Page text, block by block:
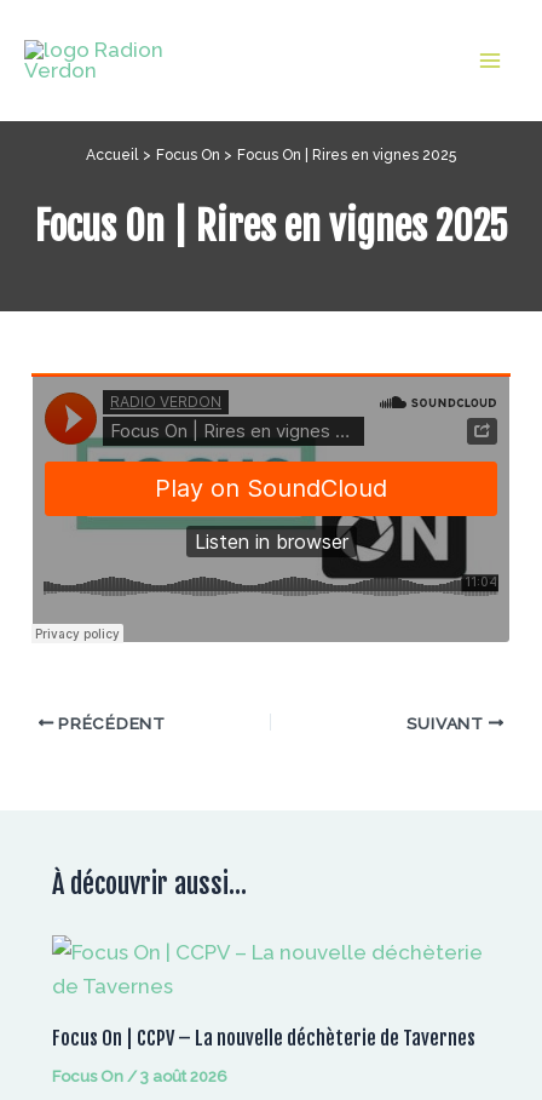
contenu
Accueil Focus On Focus On | Rires en vignes 2025
Focus On | Rires en vignes 2025
PRÉCÉDENT SUIVANT
À découvrir aussi...
Focus On | CCPV – La nouvelle déchèterie de Tavernes
Focus On/3 août 2026